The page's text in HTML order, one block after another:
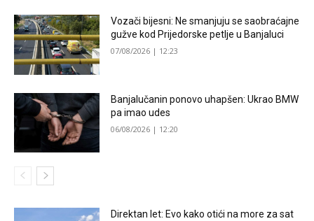
Vozači bijesni: Ne smanjuju se saobraćajne
gužve kod Prijedorske petlje u Banjaluci
07/08/2026 | 12:23
Banjalučanin ponovo uhapšen: Ukrao BMW
pa imao udes
06/08/2026 | 12:20
Direktan let: Evo kako otići na more za sat